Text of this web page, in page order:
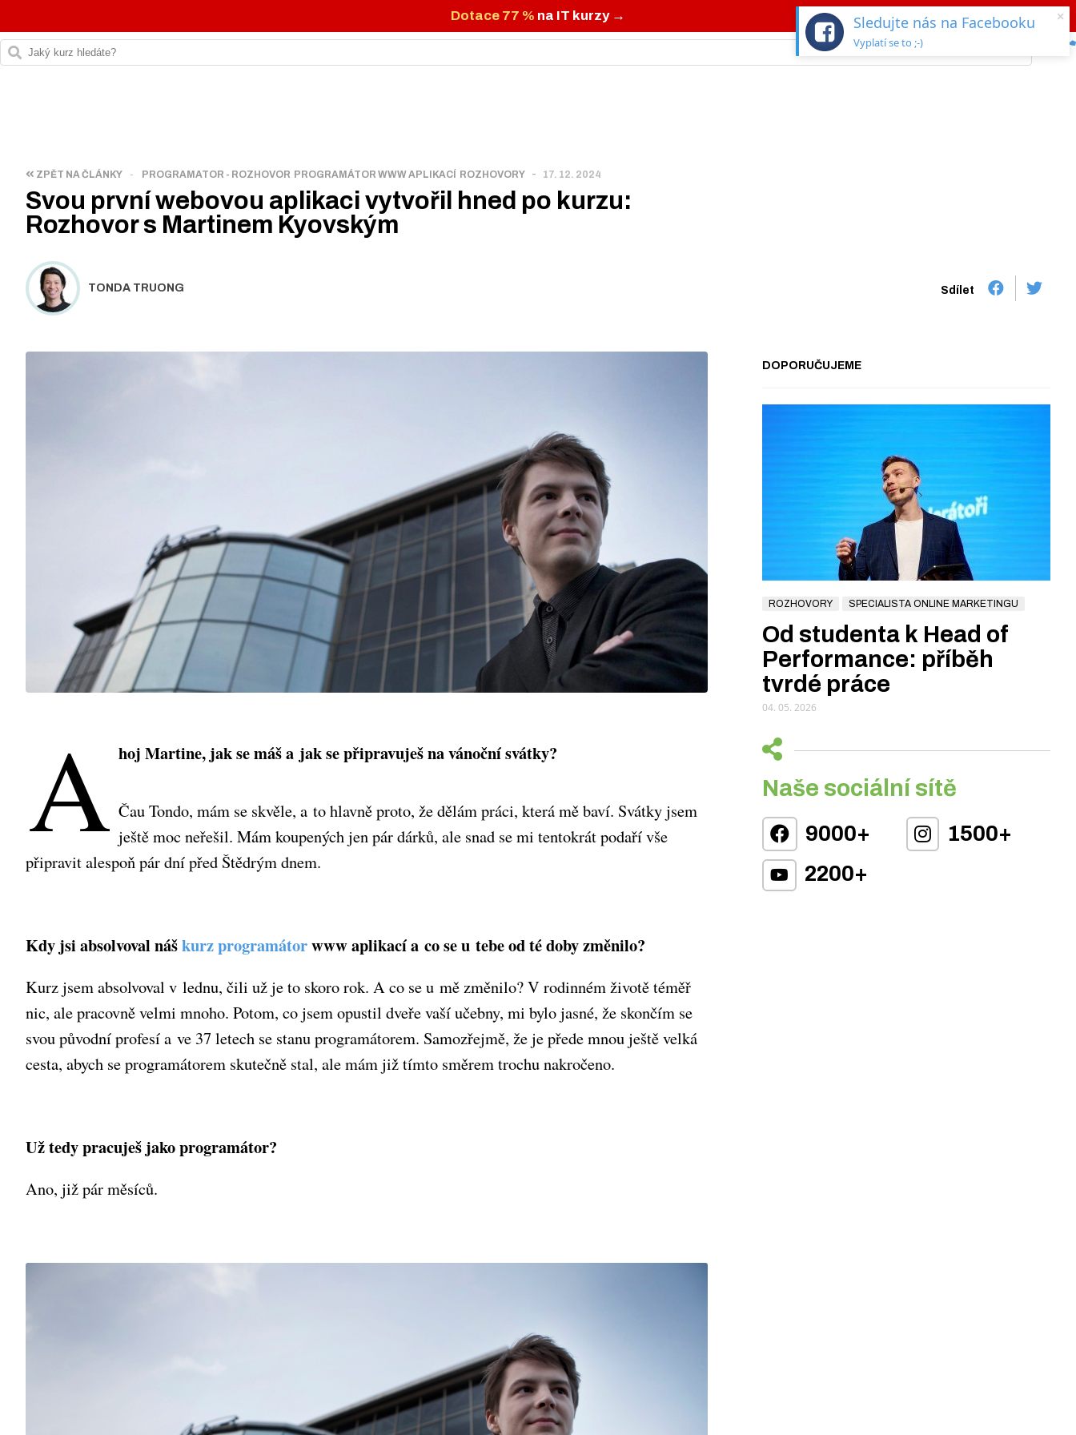
Dotace 77 % na IT kurzy →
ZPĚT NA ČLÁNKY - PROGRAMATOR - ROZHOVOR PROGRAMÁTOR WWW APLIKACÍ ROZHOVORY - 17. 12. 2024
Svou první webovou aplikaci vytvořil hned po kurzu:
Rozhovor s Martinem Kyovským
TONDA TRUONG Sdílet
A hoj Martine, jak se máš a jak se připravuješ na vánoční svátky?
Čau Tondo, mám se skvěle, a to hlavně proto, že dělám práci, která mě baví. Svátky jsem
ještě moc neřešil. Mám koupených jen pár dárků, ale snad se mi tentokrát podaří vše
připravit alespoň pár dní před Štědrým dnem.
Kdy jsi absolvoval náškurz programátorwww aplikací a co se u tebe od té doby změnilo?
Kurz jsem absolvoval v lednu, čili už je to skoro rok. A co se u mě změnilo? V rodinném životě téměř
nic, ale pracovně velmi mnoho. Potom, co jsem opustil dveře vaší učebny, mi bylo jasné, že skončím se
svou původní profesí a ve 37 letech se stanu programátorem. Samozřejmě, že je přede mnou ještě velká
cesta, abych se programátorem skutečně stal, ale mám již tímto směrem trochu nakročeno.
Už tedy pracuješ jako programátor?
Ano, již pár měsíců.
DOPORUČUJEME
ROZHOVORY SPECIALISTA ONLINE MARKETINGU
Od studenta k Head of
Performance: příběh
tvrdé práce
04. 05. 2026
Naše sociální sítě
9000+
1500+
2200+
×
Sledujte nás na Facebooku
Vyplatí se to ;-)